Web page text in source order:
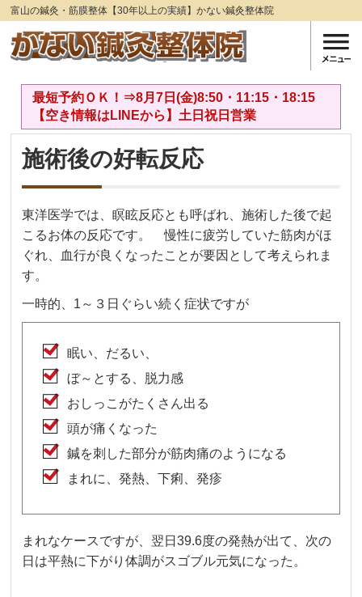
富山の鍼灸・筋膜整体【30年以上の実績】かない鍼灸整体院
最短予約ＯＫ！⇒8月7日(金)8:50・11:15・18:15
【空き情報はLINEから】土日祝日営業
施術後の好転反応
東洋医学では、瞑眩反応とも呼ばれ、施術した後で起
こるお体の反応です。 慢性に疲労していた筋肉がほ
ぐれ、血行が良くなったことが要因として考えられま
す。
一時的、1～３日ぐらい続く症状ですが
眠い、だるい、
ぼ～とする、脱力感
おしっこがたくさん出る
頭が痛くなった
鍼を刺した部分が筋肉痛のようになる
まれに、発熱、下痢、発疹
まれなケースですが、翌日39.6度の発熱が出て、次の
日は平熱に下がり体調がスゴブル元気になった。